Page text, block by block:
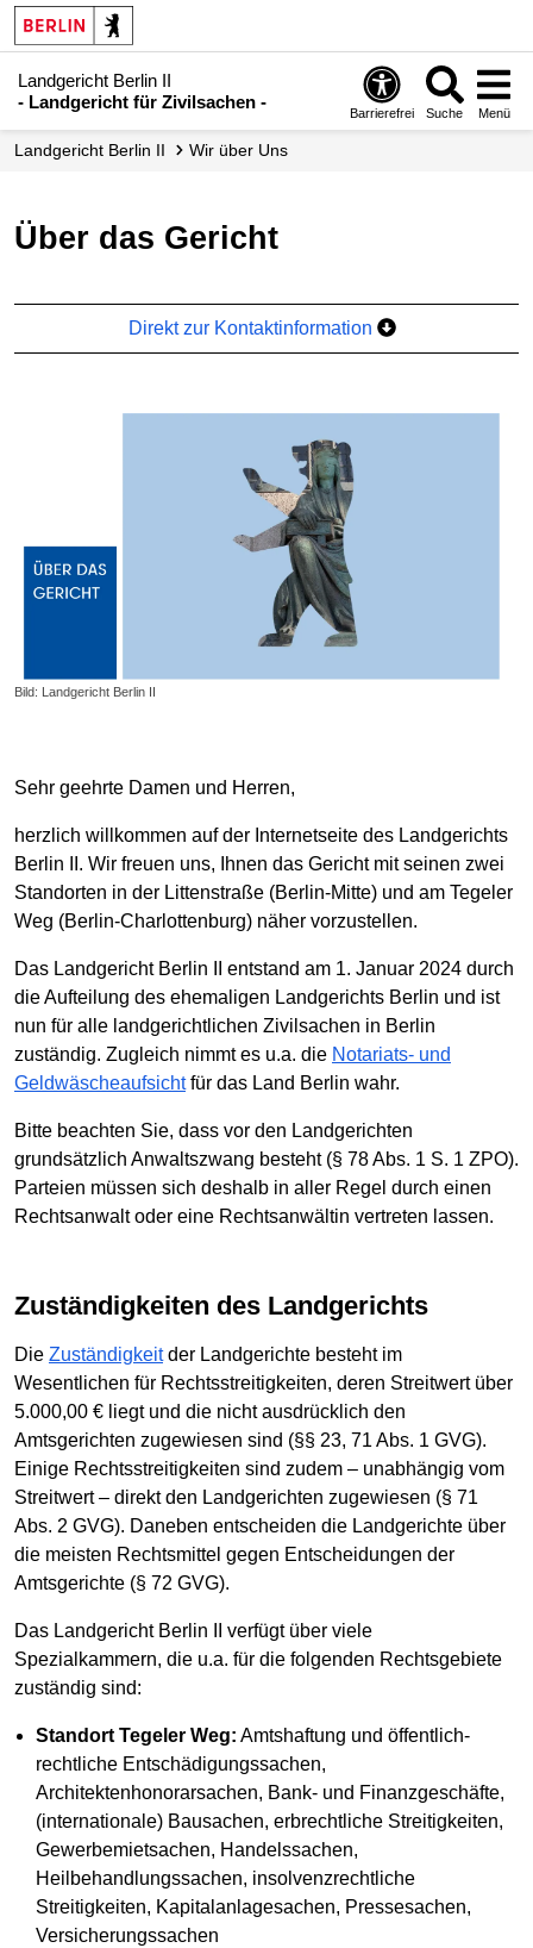
Landgericht Berlin II
- Landgericht für Zivilsachen -
Barrierefrei Suche Menü
Landgericht Berlin II Wir über Uns
Über das Gericht
Direkt zur Kontaktinformation
Bild: Landgericht Berlin II
Sehr geehrte Damen und Herren,
herzlich willkommen auf der Internetseite des Landgerichts
Berlin II. Wir freuen uns, Ihnen das Gericht mit seinen zwei
Standorten in der Littenstraße (Berlin-Mitte) und am Tegeler
Weg (Berlin-Charlottenburg) näher vorzustellen.
Das Landgericht Berlin II entstand am 1. Januar 2024 durch
die Aufteilung des ehemaligen Landgerichts Berlin und ist
nun für alle landgerichtlichen Zivilsachen in Berlin
zuständig. Zugleich nimmt es u.a. die Notariats- und
Geldwäscheaufsichtfür das Land Berlin wahr.
Bitte beachten Sie, dass vor den Landgerichten
grundsätzlich Anwaltszwang besteht (§ 78 Abs. 1 S. 1 ZPO).
Parteien müssen sich deshalb in aller Regel durch einen
Rechtsanwalt oder eine Rechtsanwältin vertreten lassen.
Zuständigkeiten des Landgerichts
Die Zuständigkeitder Landgerichte besteht im
Wesentlichen für Rechtsstreitigkeiten, deren Streitwert über
5.000,00 € liegt und die nicht ausdrücklich den
Amtsgerichten zugewiesen sind (§§ 23, 71 Abs. 1 GVG).
Einige Rechtsstreitigkeiten sind zudem – unabhängig vom
Streitwert – direkt den Landgerichten zugewiesen (§ 71
Abs. 2 GVG). Daneben entscheiden die Landgerichte über
die meisten Rechtsmittel gegen Entscheidungen der
Amtsgerichte (§ 72 GVG).
Das Landgericht Berlin II verfügt über viele
Spezialkammern, die u.a. für die folgenden Rechtsgebiete
zuständig sind:
Standort Tegeler Weg: Amtshaftung und öffentlich-
rechtliche Entschädigungssachen,
Architektenhonorarsachen, Bank- und Finanzgeschäfte,
(internationale) Bausachen, erbrechtliche Streitigkeiten,
Gewerbemietsachen, Handelssachen,
Heilbehandlungssachen, insolvenzrechtliche
Streitigkeiten, Kapitalanlagesachen, Pressesachen,
Versicherungssachen